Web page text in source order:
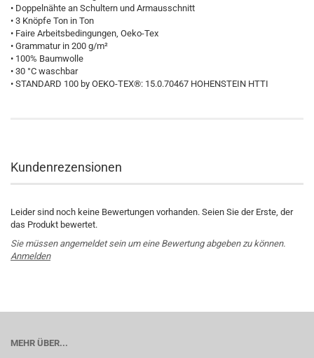
• Doppelnähte an Schultern und Armausschnitt
• 3 Knöpfe Ton in Ton
• Faire Arbeitsbedingungen, Oeko-Tex
• Grammatur in 200 g/m²
• 100% Baumwolle
• 30 °C waschbar
• STANDARD 100 by OEKO-TEX®: 15.0.70467 HOHENSTEIN HTTI
Kundenrezensionen
Leider sind noch keine Bewertungen vorhanden. Seien Sie der Erste, der
das Produkt bewertet.
Sie müssen angemeldet sein um eine Bewertung abgeben zu können.
Anmelden
MEHR ÜBER...